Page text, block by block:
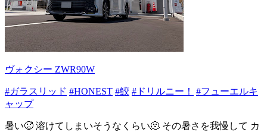
ヴォクシー ZWR90W
#ガラスリッド #HONEST #鮫 #ドリルニー！
#フューエルキ
ャップ
暑い🥵 溶けてしまいそうなくらい🫠 その暑さを我慢して カ